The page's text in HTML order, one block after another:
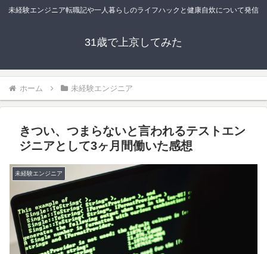
未経験エンジニア転職記や一人暮らしのライフハックと健康自炊について発信
31歳で上京してみた
ホーム 未経験エンジニア
きつい、つまらないと言われるテストエン
ジニアとして3ヶ月間働いた感想
未経験エンジニア